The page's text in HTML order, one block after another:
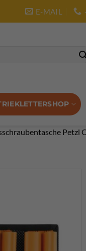
E-MAIL
Petzl